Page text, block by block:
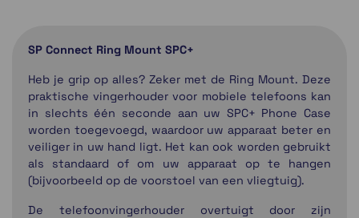
SP Connect Ring Mount SPC+
Heb je grip op alles? Zeker met de Ring Mount. Deze
praktische vingerhouder voor mobiele telefoons kan
in slechts één seconde aan uw SPC+ Phone Case
worden toegevoegd, waardoor uw apparaat beter en
veiliger in uw hand ligt. Het kan ook worden gebruikt
als standaard of om uw apparaat op te hangen
(bijvoorbeeld op de voorstoel van een vliegtuig).
De telefoonvingerhouder overtuigt door zijn